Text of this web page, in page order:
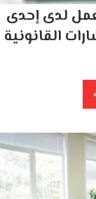
لدى إحدى
القانونية